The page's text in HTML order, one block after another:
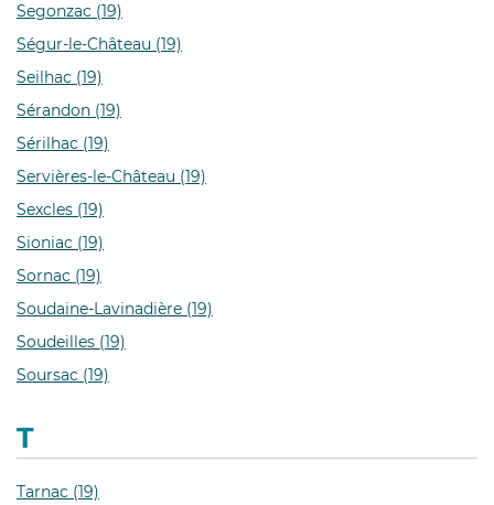
Segonzac (19)
Ségur-le-Château (19)
Seilhac (19)
Sérandon (19)
Sérilhac (19)
Servières-le-Château (19)
Sexcles (19)
Sioniac (19)
Sornac (19)
Soudaine-Lavinadière (19)
Soudeilles (19)
Soursac (19)
T
Tarnac (19)